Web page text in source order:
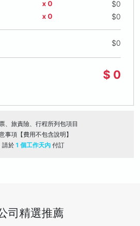
x 0 $0
x 0 $0
$0
$ 0
、旅責險、行程所列包項目
事項【費用不包含說明】
請於 1 個工作天內 付訂
司精選推薦